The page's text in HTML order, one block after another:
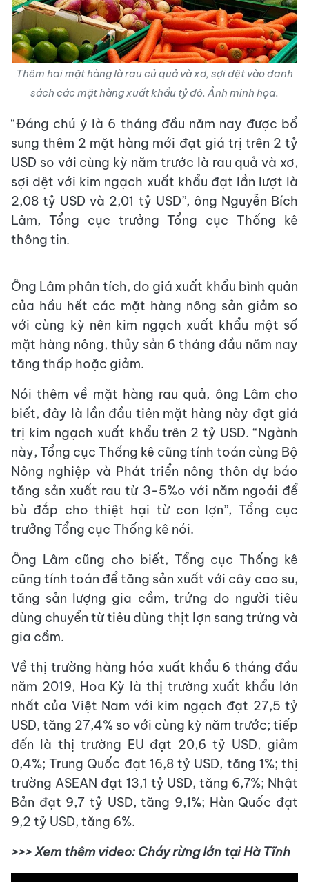
Thêm hai mặt hàng là rau củ quả và xơ, sợi dệt vào danh
sách các mặt hàng xuất khẩu tỷ đô. Ảnh minh họa.
“Đáng chú ý là 6 tháng đầu năm nay được bổ
sung thêm 2 mặt hàng mới đạt giá trị trên 2 tỷ
USD so với cùng kỳ năm trước là rau quả và xơ,
sợi dệt với kim ngạch xuất khẩu đạt lần lượt là
2,08 tỷ USD và 2,01 tỷ USD”, ông Nguyễn Bích
Lâm, Tổng cục trưởng Tổng cục Thống kê
thông tin.
Ông Lâm phân tích, do giá xuất khẩu bình quân
của hầu hết các mặt hàng nông sản giảm so
với cùng kỳ nên kim ngạch xuất khẩu một số
mặt hàng nông, thủy sản 6 tháng đầu năm nay
tăng thấp hoặc giảm.
Nói thêm về mặt hàng rau quả, ông Lâm cho
biết, đây là lần đầu tiên mặt hàng này đạt giá
trị kim ngạch xuất khẩu trên 2 tỷ USD. “Ngành
này, Tổng cục Thống kê cũng tính toán cùng Bộ
Nông nghiệp và Phát triển nông thôn dự báo
tăng sản xuất rau từ 3-5%o với năm ngoái để
bù đắp cho thiệt hại từ con lợn”, Tổng cục
trưởng Tổng cục Thống kê nói.
Ông Lâm cũng cho biết, Tổng cục Thống kê
cũng tính toán để tăng sản xuất với cây cao su,
tăng sản lượng gia cầm, trứng do người tiêu
dùng chuyển từ tiêu dùng thịt lợn sang trứng và
gia cầm.
Về thị trường hàng hóa xuất khẩu 6 tháng đầu
năm 2019, Hoa Kỳ là thị trường xuất khẩu lớn
nhất của Việt Nam với kim ngạch đạt 27,5 tỷ
USD, tăng 27,4% so với cùng kỳ năm trước; tiếp
đến là thị trường EU đạt 20,6 tỷ USD, giảm
0,4%; Trung Quốc đạt 16,8 tỷ USD, tăng 1%; thị
trường ASEAN đạt 13,1 tỷ USD, tăng 6,7%; Nhật
Bản đạt 9,7 tỷ USD, tăng 9,1%; Hàn Quốc đạt
9,2 tỷ USD, tăng 6%.
>>> Xem thêm video: Cháy rừng lớn tại Hà Tĩnh